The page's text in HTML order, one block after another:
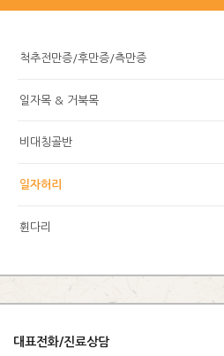
척추전만증/후만증/측만증
일자목 & 거북목
비대칭골반
일자허리
휜다리
대표전화/진료상담